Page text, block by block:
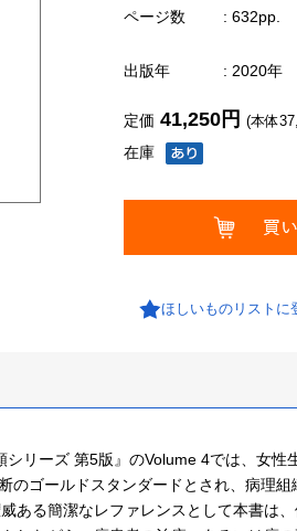
ページ数 : 632pp.
出版年 : 2020年
在庫
定価 41,250円 (本体
ほしいものリストに
リーズ 第5版』のVolume 4では、女性
ゴールドスタンダードとされ、病理
ある簡潔なレファレンスとして本書は